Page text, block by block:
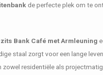
de perfecte plek om te
Bank Café met Armleuning
staal zorgt voor een lange
residentiële als